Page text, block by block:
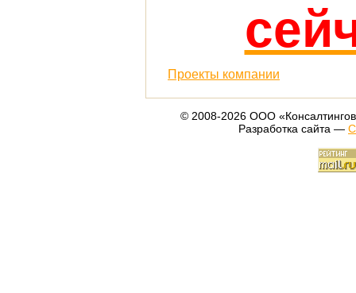
Проекты компании
© 2008-2026 ООО
Разработка сайта —